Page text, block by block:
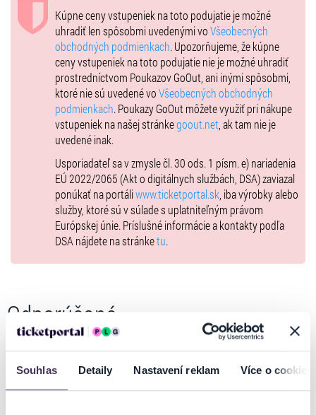
Souhlas Detaily Nastavení reklam Více o cookies
Kúpne ceny vstupeniek na toto podujatie je možné
uhradiť len spôsobmi uvedenými voVšeobecných
obchodných podmienkach. Upozorňujeme, že kúpne
ceny vstupeniek na toto podujatie nie je možné uhradiť
prostredníctvom Poukazov GoOut, ani inými spôsobmi,
ktoré nie sú uvedené voVšeobecných obchodných
podmienkach. Poukazy GoOut môžete využiť pri nákupe
vstupeniek na našej stránkegoout.net , ak tam nie je
uvedené inak.
Usporiadateľ sa v zmysle čl. 30 ods. 1 písm. e) nariadenia
EÚ 2022/2065 (Akt o digitálnych službách, DSA) zaviazal
ponúkať na portáliwww.ticketportal.sk , iba výrobky alebo
služby, ktoré sú v súlade s uplatniteľným právom
Európskej únie. Príslušné informácie a kontakty podľa
DSA nájdete na stránketu.
Odporúčané